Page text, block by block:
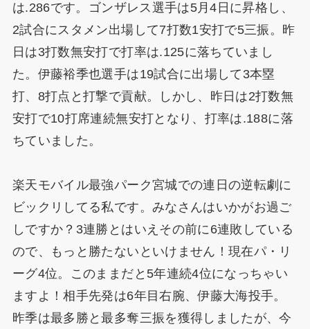
は.286です。ゴンザレス選手は5月4日に昇格し、
2試合にスタメン出場して7打数1安打で5三振。昨
日は3打数無安打で打率は.125に落ちていまし
た。伊藤裕季也選手は19試合に出場して3本塁
打、8打点と打撃で貢献。しかし、昨日は2打数無
安打で10打席連続無安打となり、打率は.188に落
ちていました。
楽天モバイル最強パーク宮城での連日の逆転劇に
ビックリしてる私です。みなさんはいかがお過ご
しですか？3連勝とはいえその前に6連敗している
ので、もっと勝たないといけません！現在パ・リ
ーグ4位。このままだと5年連続4位になっちゃい
ますよ！相手先発は6年目右腕、伊藤大海投手。
昨季は最多勝と最多奪三振を獲得しましたが、今